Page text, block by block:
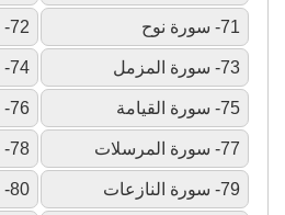
71- سورة نوح 72- سورة الجن
73- سورة المزمل 74- سورة المدثر
75- سورة القيامة 76- سورة الإنسان
77- سورة المرسلات 78- سورة النبأ
79- سورة النازعات 80- سورة عبس